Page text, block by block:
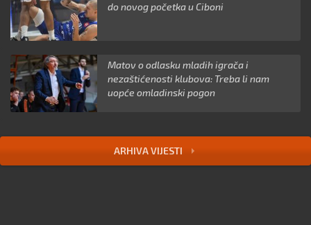
do novog početka u Ciboni
Matov o odlasku mladih igrača i
nezaštićenosti klubova: Treba li nam
uopće omladinski pogon
ARHIVA VIJESTI